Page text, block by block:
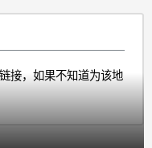
接，如果不知道为该地